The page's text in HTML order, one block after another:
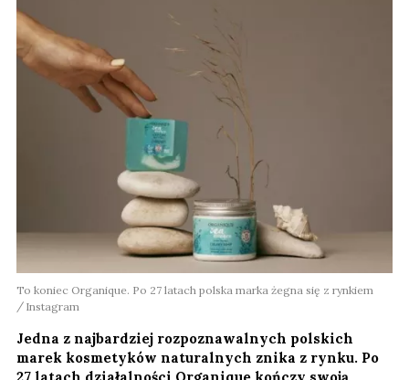
To koniec Organique. Po 27 latach polska marka żegna się z rynkiem
Instagram
Jedna z najbardziej rozpoznawalnych polskich
marek kosmetyków naturalnych znika z rynku. Po
27 latach działalności Organique kończy swoją